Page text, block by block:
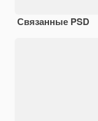
Связанные PSD